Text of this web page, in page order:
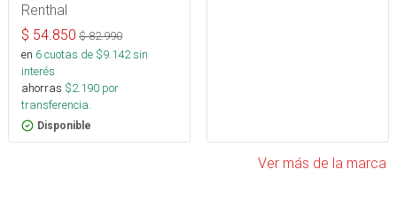
Renthal
$ 54.850 $82.990
en 6cuotas de $9.142sin
interés
ahorras $2.190 por
transferencia.
Disponible
Ver más de la marca